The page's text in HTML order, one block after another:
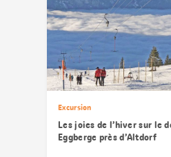
Excursion
Les joies de l’hiver sur le
Eggberge près d’Altdorf